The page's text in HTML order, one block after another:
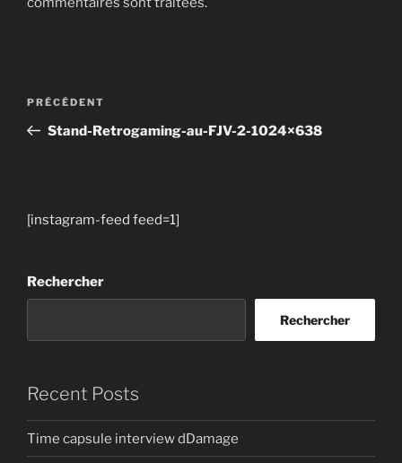
Navigation
l’article
Article
précédent
PRÉCÉDENT
Stand-Retrogaming-au-FJV-2-1024×638
[instagram-feed feed=1]
Rechercher
Rechercher
Recent Posts
Time capsule interview dDamage